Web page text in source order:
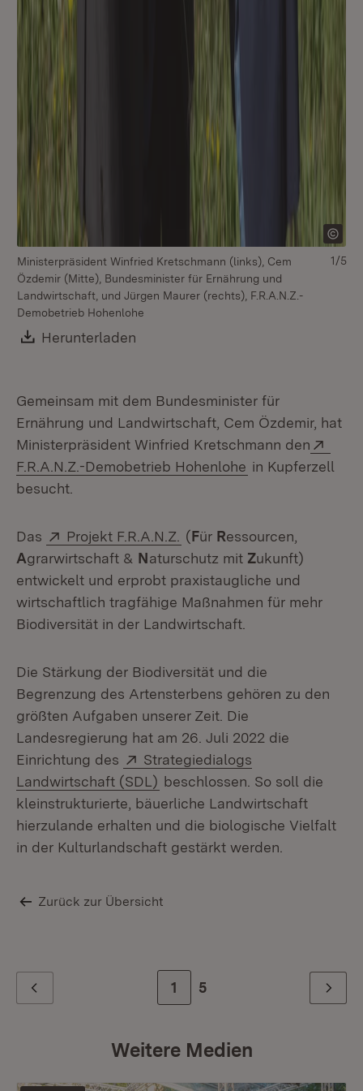
Ministerpräsident Winfried Kretschmann (links), Cem
Özdemir (Mitte), Bundesminister für Ernährung und
Landwirtschaft, und Jürgen Maurer (rechts), F.R.A.N.Z.-
Demobetrieb Hohenlohe
Download:
Herunterladen
1/5
Gemeinsam mit dem Bundesminister für
Ernährung und Landwirtschaft, Cem Özdemir, hat
Ministerpräsident Winfried Kretschmann den
F.R.A.N.Z.-Demobetrieb Hohenlohe (Öffnet in
in Kupferzell
besucht.
Das Extern:
Projekt F.R.A.N.Z. (Öffnet in neuem Fenster)
(Für Ressourcen,
Agrarwirtschaft & Naturschutz mit Zukunft)
entwickelt und erprobt praxistaugliche und
wirtschaftlich tragfähige Maßnahmen für mehr
Biodiversität in der Landwirtschaft.
Die Stärkung der Biodiversität und die
Begrenzung des Artensterbens gehören zu den
größten Aufgaben unserer Zeit. Die
Landesregierung hat am 26. Juli 2022 die
Einrichtung des
Extern:
Strategiedialogs
Landwirtschaft (SDL) (Öffnet in neuem Fenster)
beschlossen. So soll die
kleinstrukturierte, bäuerliche Landwirtschaft
hierzulande erhalten und die biologische Vielfalt
in der Kulturlandschaft gestärkt werden.
Zurück zur Übersicht
Zur Seite
1 Zur letzten Seite
5 Weiter
Weitere Medien